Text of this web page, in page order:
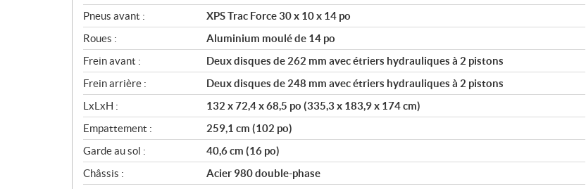
Pneus avant :
XPS Trac Force 30 x 10 x 14 po
Roues :
Aluminium moulé de 14 po
Frein avant :
Deux disques de 262 mm avec étriers hydrauliques à 2 pistons
Frein arrière :
Deux disques de 248 mm avec étriers hydrauliques à 2 pistons
LxLxH :
132 x 72,4 x 68,5 po (335,3 x 183,9 x 174 cm)
Empattement :
259,1 cm (102 po)
Garde au sol :
40,6 cm (16 po)
Châssis :
Acier 980 double-phase